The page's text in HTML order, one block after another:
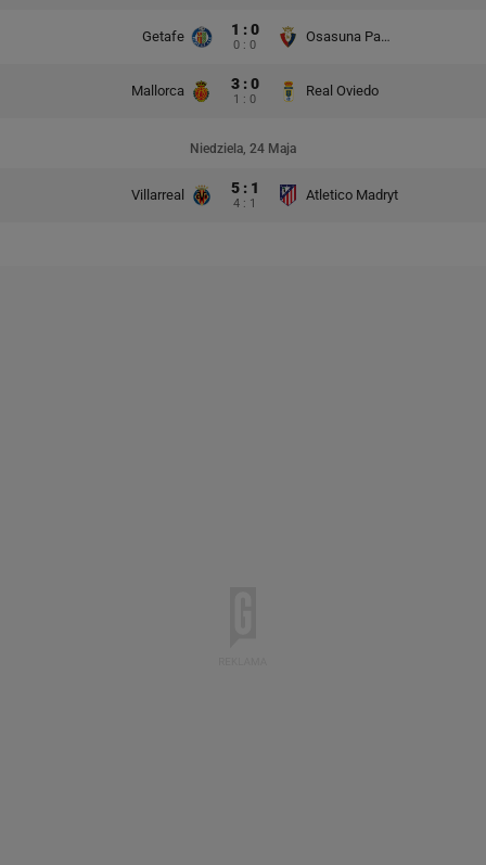
Getafe 1 : 0
0 : 0
Osasuna Pampeluna
Mallorca 3 : 0
1 : 0
Real Oviedo
Niedziela, 24 Maja
Villarreal 5 : 1
4 : 1
Atletico Madryt